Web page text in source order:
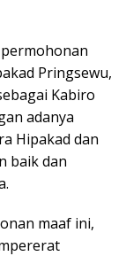
Pringsewu,
Kabiro
adanya
Hipakad dan
baik dan
maaf ini,